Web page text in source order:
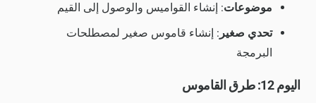
موضوعات: إنشاء القواميس والوصول إلى القيم
تحدي صغير : إنشاء قاموس صغير لمصطلحات
البرمجة
اليوم 12: طرق القاموس